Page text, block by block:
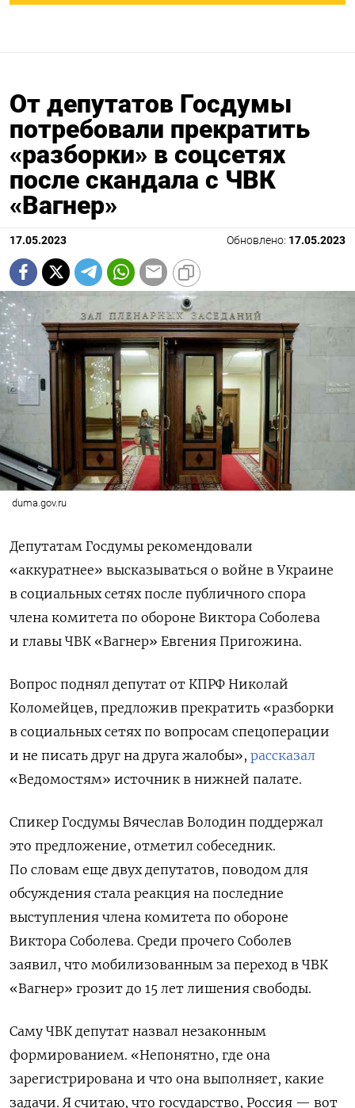
От депутатов Госдумы
потребовали прекратить
«разборки» в соцсетях
после скандала с ЧВК
«Вагнер»
17.05.2023 Обновлено: 17.05.2023
duma.gov.ru
Депутатам Госдумы рекомендовали
«аккуратнее» высказываться о войне в Украине
в социальных сетях после публичного спора
члена комитета по обороне Виктора Соболева
и главы ЧВК «Вагнер» Евгения Пригожина.
Вопрос поднял депутат от КПРФ Николай
Коломейцев, предложив прекратить «разборки
в социальных сетях по вопросам спецоперации
и не писать друг на друга жалобы», рассказал
«Ведомостям» источник в нижней палате.
Спикер Госдумы Вячеслав Володин поддержал
это предложение, отметил собеседник.
По словам еще двух депутатов, поводом для
обсуждения стала реакция на последние
выступления члена комитета по обороне
Виктора Соболева. Среди прочего Соболев
заявил, что мобилизованным за переход в ЧВК
«Вагнер» грозит до 15 лет лишения свободы.
Саму ЧВК депутат назвал незаконным
формированием. «Непонятно, где она
зарегистрирована и что она выполняет, какие
задачи. Я считаю, что государство, Россия — вот